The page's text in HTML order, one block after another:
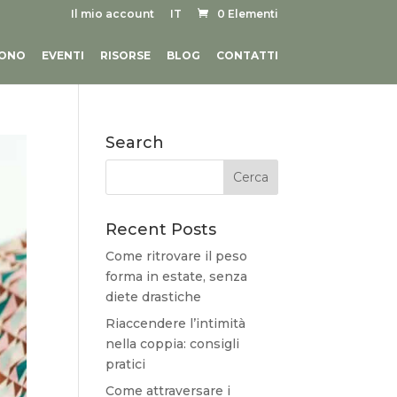
Il mio account IT 0 Elementi
EVENTI RISORSE BLOG CONTATTI
Search
Recent Posts
Come ritrovare il peso
forma in estate, senza
diete drastiche
Riaccendere l’intimità
nella coppia: consigli
pratici
Come attraversare i